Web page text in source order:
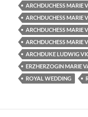
ARCHDUCHESS MARIE
ARCHDUCHESS MARIE
ARCHDUCHESS MARIE
ARCHDUCHESS MARIE
ARCHDUKE LUDWIG
ERZHERZOGIN MARIE
ROYAL WEDDING